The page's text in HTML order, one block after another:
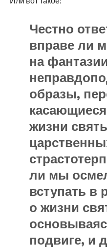
Честно
вправе ли
на
образы,
жизни
ли мы
вступать в
о жизни
подвиге, и